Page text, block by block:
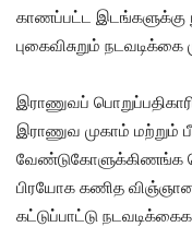
காணப்பட்ட இடங்களுக்கு
புகைவிசுறும்
இராணுவப்
இராணுவ முகாம் மற்றும்
வேண்டுகோளுக்கிணங்க
பிரயோக கணித விஞ்ஞான
கட்டுப்பாட்டு